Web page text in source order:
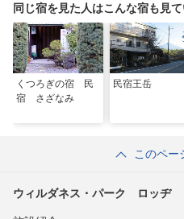
同じ宿を見た人はこんな宿も見
くつろぎの宿 民
宿 さざなみ
民宿王岳
このペー
ウィルダネス・パーク ロッヂ